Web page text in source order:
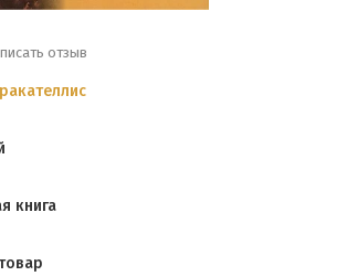
отзыв
книга